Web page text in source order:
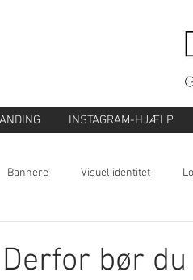
INSTAGRAM-HJÆLP
Bannere Visuel identitet
Derfor bør